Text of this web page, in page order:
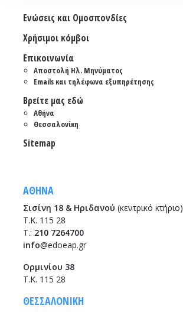
Ενώσεις και Ομοσπονδίες
Χρήσιμοι κόμβοι
Επικοινωνία
Αποστολή Ηλ. Μηνύματος
Emails και τηλέφωνα εξυπηρέτησης
Βρείτε μας εδώ
Αθήνα
Θεσσαλονίκη
Sitemap
ΑΘΗΝΑ
Σισίνη 18 & Ηριδανού (κεντρικό κτήριο)
Τ.Κ. 115 28
T.: 210 7264700
info@edoeap.gr
Ορμινίου 38
Τ.Κ. 115 28
ΘΕΣΣΑΛΟΝΙΚΗ